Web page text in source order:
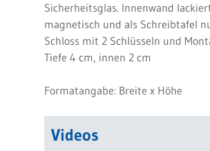
Sicherheitsglas. Innenwand
magnetisch und als Schreibtafel
Schloss mit 2 Schlüsseln und
Tiefe 4 cm, innen 2 cm
Formatangabe: Breite x Höhe
Videos